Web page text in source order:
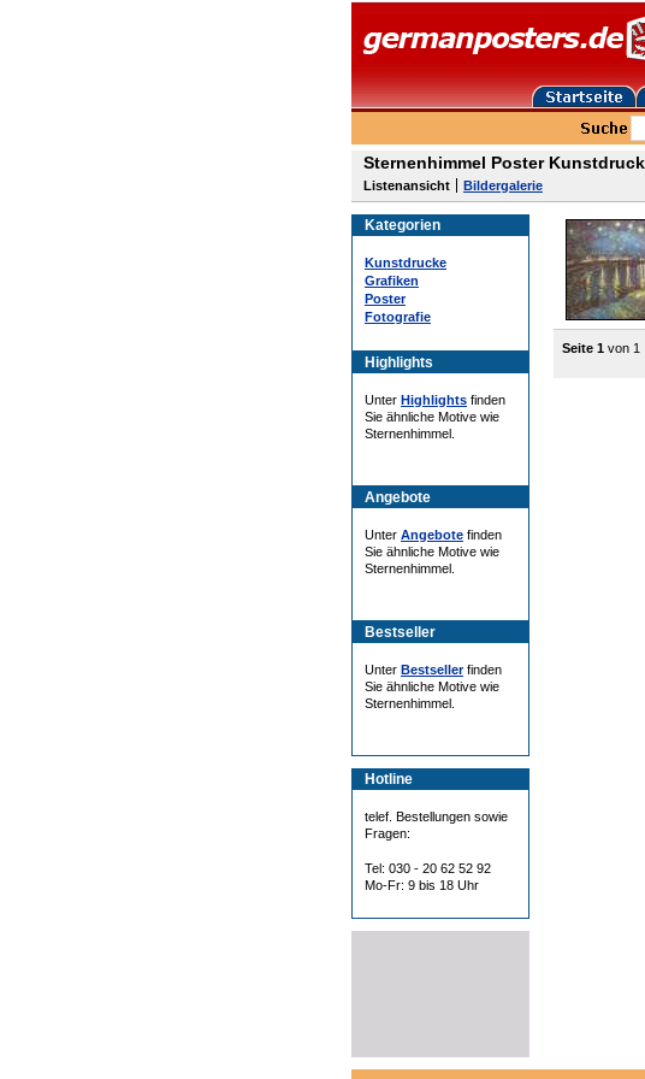
Sternenhimmel Poster
Listenansicht Bildergalerie
Kategorien
Kunstdrucke
Grafiken
Poster
Fotografie
Highlights
Unter Highlights finden
Sie ähnliche Motive wie
Sternenhimmel.
Angebote
Unter Angebote finden
Sie ähnliche Motive wie
Sternenhimmel.
Bestseller
Unter Bestsellerfinden
Sie ähnliche Motive wie
Sternenhimmel.
Hotline
telef. Bestellungen sowie
Fragen:
Tel: 030 - 20 62 52 92
Mo-Fr: 9 bis 18 Uhr
Seite 1 von 1